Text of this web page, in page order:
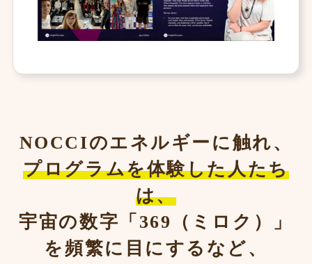
NOCCIのエネルギーに触れ、
プログラムを体験した人たち
は、
宇宙の数字「369（ミロク）」
を頻繁に目にするなど、